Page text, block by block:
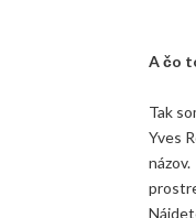
A čo
Tak
Yves